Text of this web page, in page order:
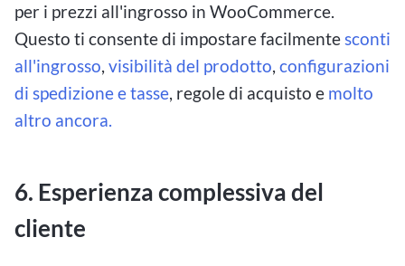
per i prezzi all'ingrosso in WooCommerce.
Questo ti consente di impostare facilmentesconti
all'ingrosso, visibilità del prodotto, configurazioni
di spedizione e tasse, regole di acquisto e molto
altro ancora.
6. Esperienza complessiva del
cliente